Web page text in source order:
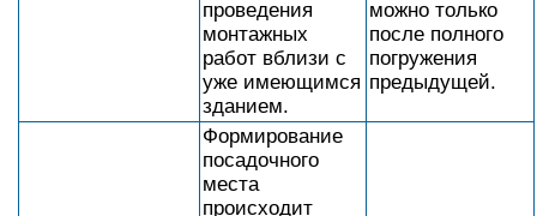
проведения
монтажных
работ вблизи с
уже имеющимся
зданием.
можно только
после полного
погружения
предыдущей.
Формирование
посадочного
места
происходит